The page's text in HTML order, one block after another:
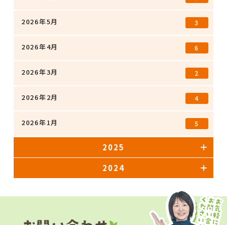
2026年5月 3
2026年4月 6
2026年3月 2
2026年2月 4
2026年1月 5
2025
2024